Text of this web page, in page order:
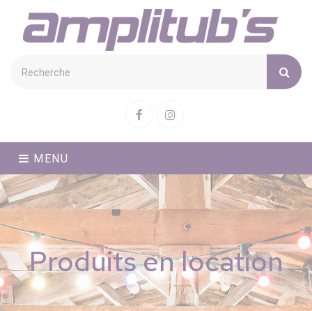
FacebookInstagram
MENU
Produits en location
Cookies management panel